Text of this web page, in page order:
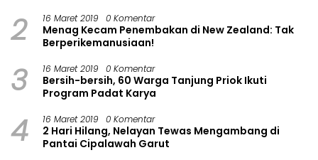
2 16 Maret 2019 0 Komentar
Menag Kecam Penembakan di New Zealand: Tak
Berperikemanusiaan!
3 16 Maret 2019 0 Komentar
Bersih-bersih, 60 Warga Tanjung Priok Ikuti
Program Padat Karya
4 16 Maret 2019 0 Komentar
2 Hari Hilang, Nelayan Tewas Mengambang di
Pantai Cipalawah Garut